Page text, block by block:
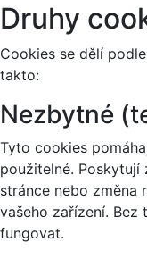
Druhy
Cookies se dělí
takto:
Nezbytné
Tyto cookies
použitelné. Poskytují
stránce nebo změna
vašeho zařízení. Bez
fungovat.